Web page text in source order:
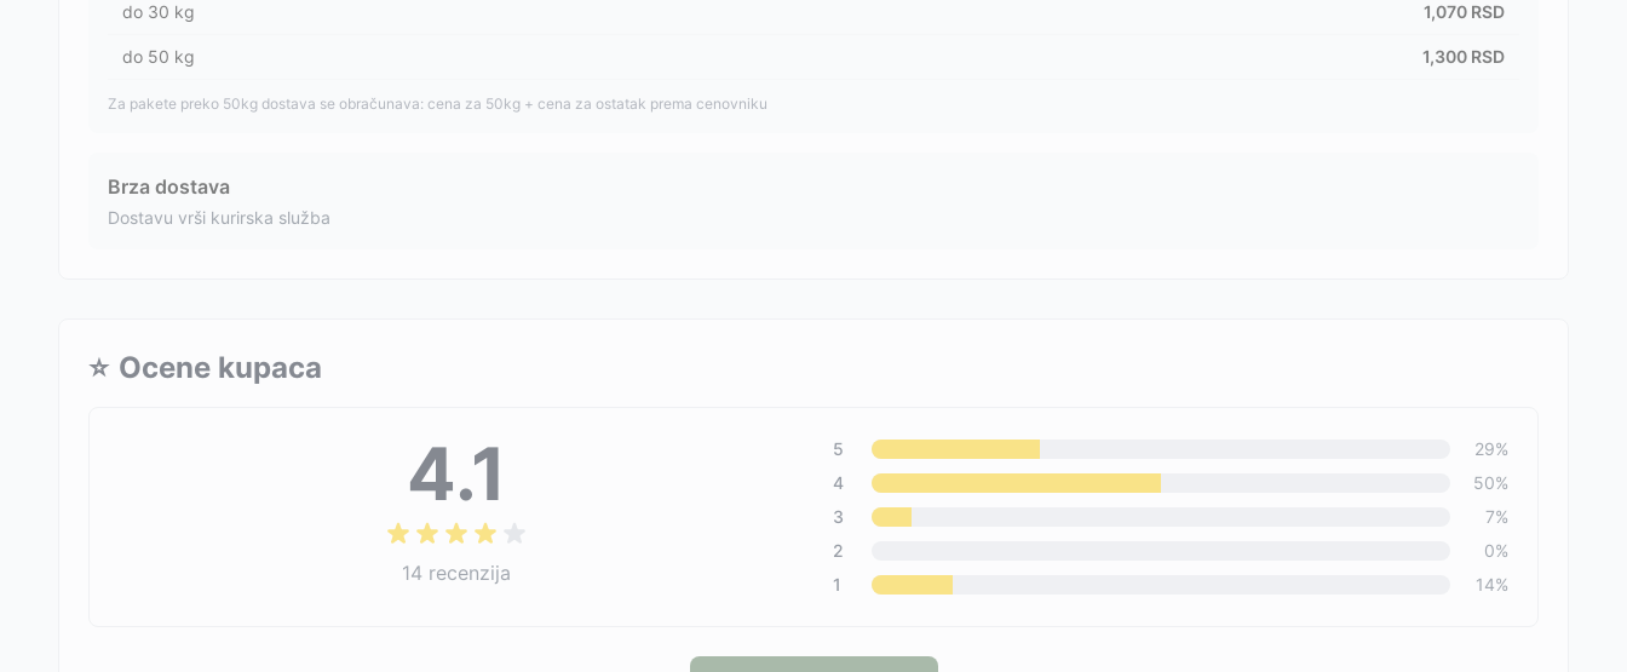
do 30 kg 1,070 RSD
do 50 kg 1,300 RSD
Za pakete preko 50kg dostava se obračunava: cena za 50kg + cena za ostatak prema cenovniku
Brza dostava
Dostavu vrši kurirska služba
⭐ Ocene kupaca
4.1
14 recenzija
5 29%
4
50%
3
7%
2
0%
1
14%